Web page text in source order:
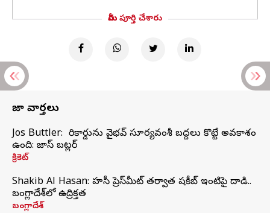
మీరు పూర్తి చేశారు
తాజా వార్తలు
Jos Buttler: నా రికార్డును వైభవ్ సూర్యవంశీ బద్దలు కొట్టే అవకాశం
ఉంది: జాస్ బట్లర్
క్రికెట్
Shakib Al Hasan: హసీనా ప్రెస్‌మీట్‌ తర్వాత షకీబ్‌ ఇంటిపై దాడి..
బంగ్లాదేశ్‌లో ఉద్రిక్తత
బంగ్లాదేశ్